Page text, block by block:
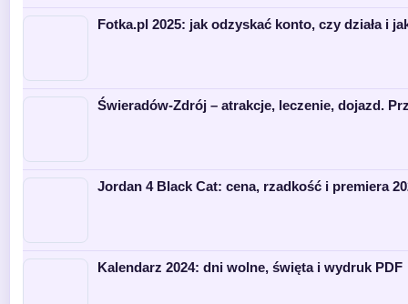
Fotka.pl 2025: jak odzyskać konto, czy działa i
Świeradów-Zdrój – atrakcje, leczenie, dojazd.
Jordan 4 Black Cat: cena, rzadkość i premiera
Kalendarz 2024: dni wolne, święta i wydruk PDF